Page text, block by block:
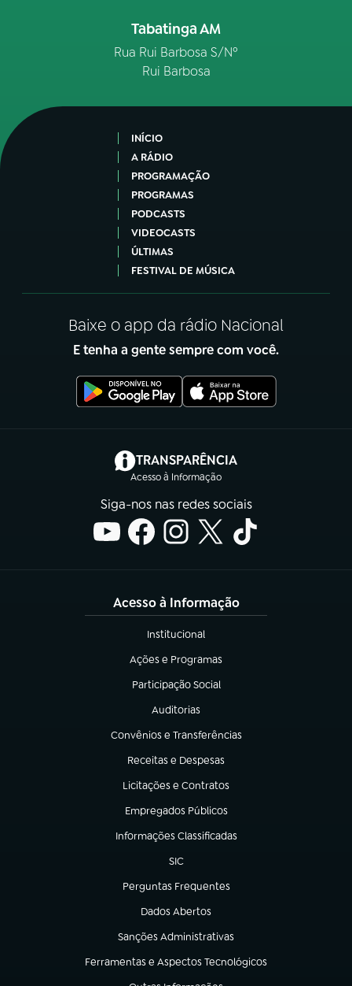
Tabatinga AM
Rua Rui Barbosa S/Nº
Rui Barbosa
INÍCIO
A RÁDIO
PROGRAMAÇÃO
PROGRAMAS
PODCASTS
VIDEOCASTS
ÚLTIMAS
FESTIVAL DE MÚSICA
Baixe o app da rádio Nacional
E tenha a gente sempre com você.
TRANSPARÊNCIA
Acesso à Informação
(abre em nova aba)
Siga-nos nas redes sociais
Acesso à Informação
Institucional
(abre em nova aba)
Ações e Programas
(abre em nova aba)
Participação Social
(abre em nova aba)
Auditorias
(abre em nova aba)
Convênios e Transferências
(abre em nova aba)
Receitas e Despesas
(abre em nova aba)
Licitações e Contratos
(abre em nova aba)
Empregados Públicos
(abre em nova aba)
Informações Classificadas
(abre em nova aba)
SIC
(abre em nova aba)
Perguntas Frequentes
(abre em nova aba)
Dados Abertos
(abre em nova aba)
Sanções Administrativas
(abre em nova aba)
Ferramentas e Aspectos Tecnológicos
(abre em nova aba)